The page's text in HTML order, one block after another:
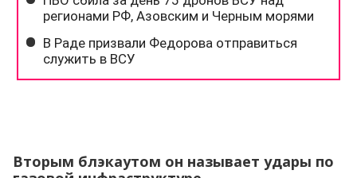
Вторым блэкаутом он называет удары по